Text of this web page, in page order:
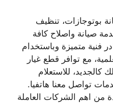
بوتوجازات، تنظيف
صيانة واصلاح كافة
فنية متميزة وباستخدام
مع توافر قطع غيار
كالجديد، للاستعلام
تواصل معنا هاتفيا.
من اهم الشركات العاملة